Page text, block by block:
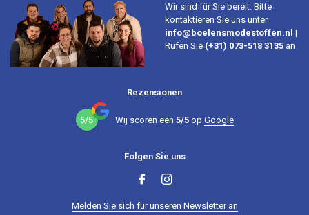
Wir sind für Sie bereit. Bitte
kontaktieren Sie uns unter
info@boelensmodestoffen.nl |
Rufen Sie (+31) 073-518 3135 an
Rezensionen
5/5 Wij scoren een 5/5op Google
Folgen Sie uns
Melden Sie sich für unseren Newsletter an